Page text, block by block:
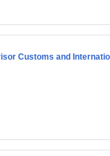
Customs and